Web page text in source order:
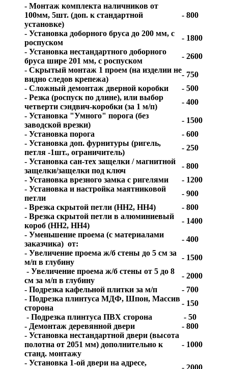
- Монтаж комплекта наличников от
100мм, 5шт. (доп. к стандартной
установке)
- 800
- Установка доборного бруса до 200 мм, с
роспуском
- 1800
- Установка нестандартного доборного
бруса шире 201 мм, с роспуском
- 2600
- Скрытый монтаж 1 проем (на изделии не
видно следов крепежа)
- 750
- Сложный демонтаж дверной коробки
- 500
- Резка (роспуск по длине), или выбор
четверти сэндвич-коробки (за 1 м/п)
- 400
- Установка "Умного" порога (без
заводской врезки)
- 1500
- Установка порога
- 600
- Установка доп. фурнитуры (ригель,
петля -1шт., ограничитель)
- 250
- Установка сан-тех защелки / магнитной
защелки/защелки под ключ
- 800
- Установка врезного замка с ригелями
- 1200
- Установка и настройка маятниковой
петли
- 900
- Врезка скрытой петли (HH2, HH4)
- 800
- Врезка скрытой петли в алюминиевый
короб (HH2, HH4)
- 1400
- Уменьшение проема (с материалами
заказчика) от:
- 400
- Увеличение проема ж/б стены до 5 см за
м/п в глубину
- 1500
- Увеличение проема ж/б стены от 5 до 8
см за м/п в глубину
- 2000
- Подрезка кафельной плитки за м/п
- 700
- Подрезка плинтуса МДФ, Шпон, Массив
сторона
- 150
- Подрезка плинтуса ПВХ сторона
- 50
- Демонтаж деревянной двери
- 800
- Установка нестандартной двери (высота
полотна от 2051 мм) дополнительно к
станд. монтажу
- 1000
- Установка 1-ой двери на адресе,